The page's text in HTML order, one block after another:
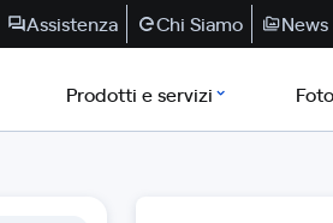
Assistenza Chi Siamo
Prodotti e servizi